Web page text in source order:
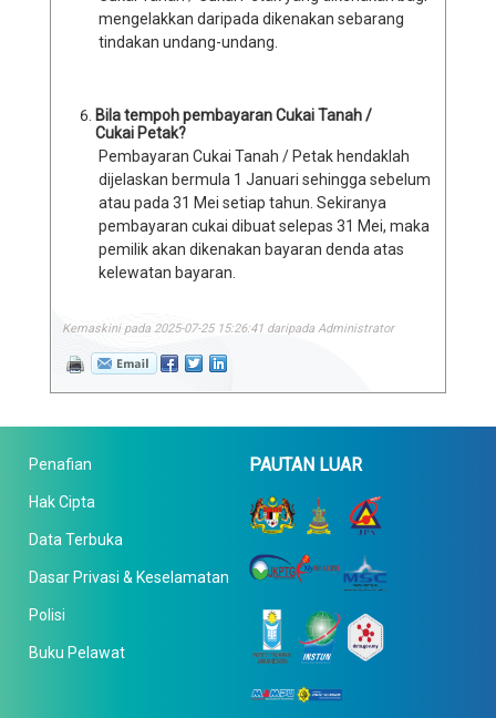
mengelakkan daripada dikenakan sebarang
tindakan undang-undang.
Bila tempoh pembayaran Cukai Tanah /
Cukai Petak?
Pembayaran Cukai Tanah / Petak hendaklah
dijelaskan bermula 1 Januari sehingga sebelum
atau pada 31 Mei setiap tahun. Sekiranya
pembayaran cukai dibuat selepas 31 Mei, maka
pemilik akan dikenakan bayaran denda atas
kelewatan bayaran.
Kemaskini pada 2025-07-25 15:26:41 daripada Administrator
Penafian
Hak Cipta
Data Terbuka
Dasar Privasi & Keselamatan
Polisi
Buku Pelawat
PAUTAN LUAR